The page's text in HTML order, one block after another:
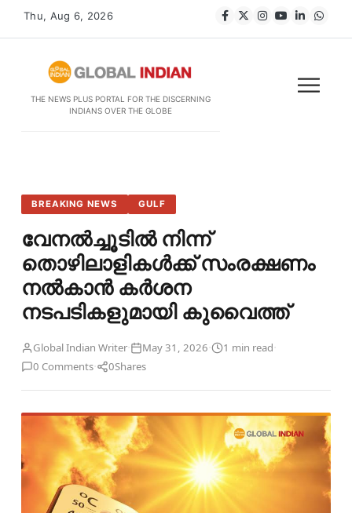
Thu, Aug 6, 2026
THE NEWS PLUS PORTAL FOR THE DISCERNING
INDIANS OVER THE GLOBE
BREAKING NEWS GULF
വേനൽച്ചൂടിൽ നിന്ന്
തൊഴിലാളികൾക്ക് സംരക്ഷണം
നൽകാൻ കർശന
നടപടികളുമായി കുവൈത്ത്
Global Indian Writer· May 31, 2026· 1 min read·
0 Comments· 0Shares